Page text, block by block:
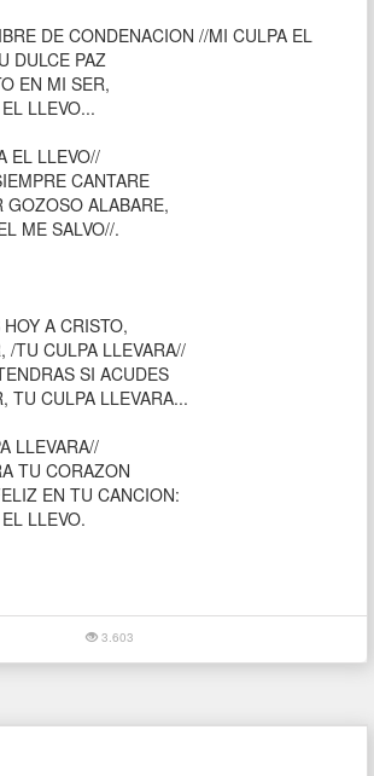
DE CONDENACION //MI CULPA EL
DULCE PAZ
EN MI SER,
LLEVO...
EL LLEVO//
CANTARE
GOZOSO ALABARE,
ME SALVO//.
A CRISTO,
/TU CULPA LLEVARA//
SI ACUDES
TU CULPA LLEVARA...
LLEVARA//
TU CORAZON
EN TU CANCION:
LLEVO.
3.603